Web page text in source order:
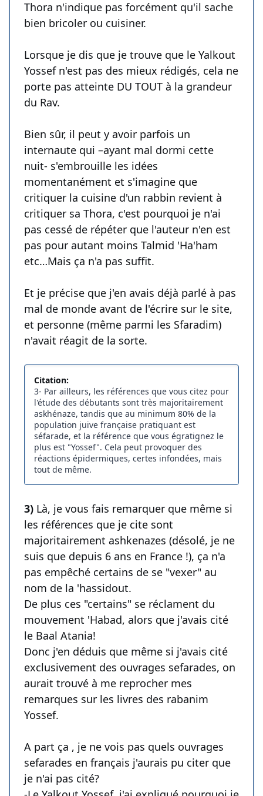
Thora n'indique pas forcément qu'il sache
bien bricoler ou cuisiner.
Lorsque je dis que je trouve que le Yalkout
Yossef n'est pas des mieux rédigés, cela ne
porte pas atteinte DU TOUT à la grandeur
du Rav.
Bien sûr, il peut y avoir parfois un
internaute qui –ayant mal dormi cette
nuit- s'embrouille les idées
momentanément et s'imagine que
critiquer la cuisine d'un rabbin revient à
critiquer sa Thora, c'est pourquoi je n'ai
pas cessé de répéter que l'auteur n'en est
pas pour autant moins Talmid 'Ha'ham
etc…Mais ça n'a pas suffit.
Et je précise que j'en avais déjà parlé à pas
mal de monde avant de l'écrire sur le site,
et personne (même parmi les Sfaradim)
n'avait réagit de la sorte.
Citation:
3- Par ailleurs, les références que vous citez pour
l'étude des débutants sont très majoritairement
askhénaze, tandis que au minimum 80% de la
population juive française pratiquant est
séfarade, et la référence que vous égratignez le
plus est "Yossef". Cela peut provoquer des
réactions épidermiques, certes infondées, mais
tout de même.
3) Là, je vous fais remarquer que même si
les références que je cite sont
majoritairement ashkenazes (désolé, je ne
suis que depuis 6 ans en France !), ça n'a
pas empêché certains de se "vexer" au
nom de la 'hassidout.
De plus ces "certains" se réclament du
mouvement 'Habad, alors que j'avais cité
le Baal Atania!
Donc j'en déduis que même si j'avais cité
exclusivement des ouvrages sefarades, on
aurait trouvé à me reprocher mes
remarques sur les livres des rabanim
Yossef.
A part ça , je ne vois pas quels ouvrages
sefarades en français j'aurais pu citer que
je n'ai pas cité?